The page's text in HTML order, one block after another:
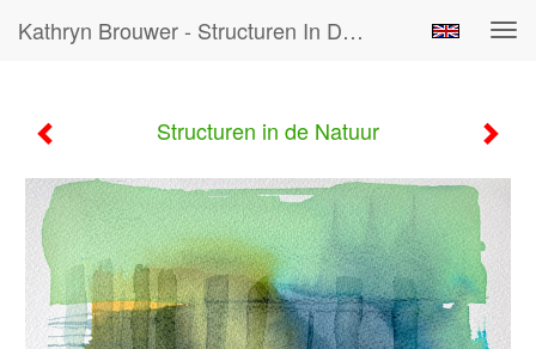
Kathryn Brouwer - Structuren In De Natuur
Structuren in de Natuur